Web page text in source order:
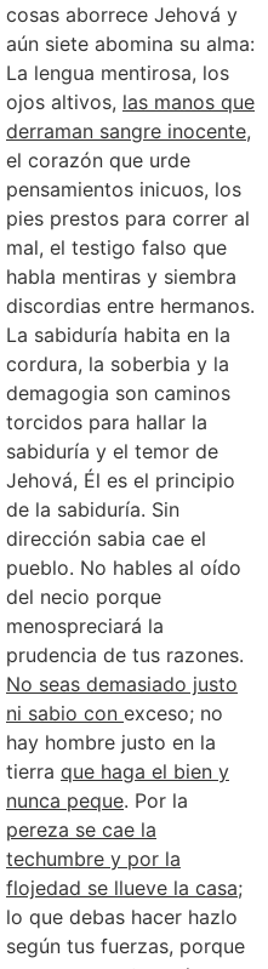
cosas aborrece Jehová y
aún siete abomina su alma:
La lengua mentirosa, los
ojos altivos, las manos que
derraman sangre inocente,
el corazón que urde
pensamientos inicuos, los
pies prestos para correr al
mal, el testigo falso que
habla mentiras y siembra
discordias entre hermanos.
La sabiduría habita en la
cordura, la soberbia y la
demagogia son caminos
torcidos para hallar la
sabiduría y el temor de
Jehová, Él es el principio
de la sabiduría. Sin
dirección sabia cae el
pueblo. No hables al oído
del necio porque
menospreciará la
prudencia de tus razones.
No seas demasiado justo
ni sabio con exceso; no
hay hombre justo en la
tierra que haga el bien y
nunca peque. Por la
pereza se cae la
techumbre y por la
flojedad se llueve la casa;
lo que debas hacer hazlo
según tus fuerzas, porque